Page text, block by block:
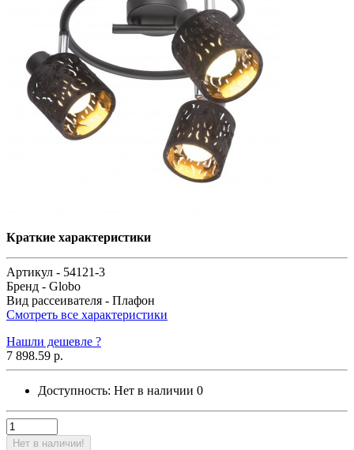
Краткие характеристики
Артикул - 54121-3
Бренд - Globo
Вид рассеивателя - Плафон
Смотреть все характеристики
Нашли дешевле ?
7 898.59 р.
Доступность: Нет в наличии 0
Нет в наличии!